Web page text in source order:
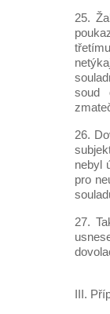
25.
soud
26.
nebyl
pro
27.
III.